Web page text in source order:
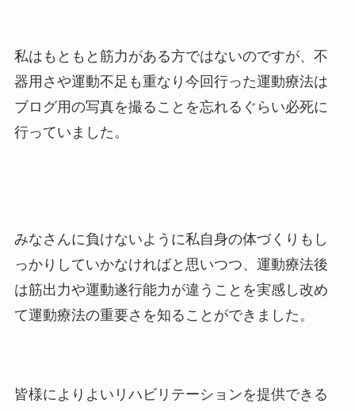
私はもともと筋力がある方ではないのですが、不
器用さや運動不足も重なり今回行った運動療法は
ブログ用の写真を撮ることを忘れるぐらい必死に
行っていました。
みなさんに負けないように私自身の体づくりもし
っかりしていかなければと思いつつ、運動療法後
は筋出力や運動遂行能力が違うことを実感し改め
て運動療法の重要さを知ることができました。
皆様によりよいリハビリテーションを提供できる